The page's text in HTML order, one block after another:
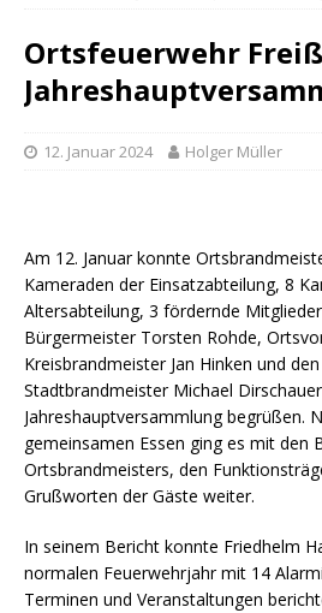
Ortsfeuerwehr
12. Januar 2024 Holger Müller
Am 12. Januar konnte
Kameraden der Einsatzabteilung, 8
Altersabteilung, 3 fördernde
Bürgermeister Torsten Rohde,
Kreisbrandmeister Jan Hinken und
Stadtbrandmeister Michael
Jahreshauptversammlung begrüßen.
gemeinsamen Essen ging es mit den
Ortsbrandmeisters, den
Grußworten der Gäste weiter.
In seinem Bericht konnte Friedhelm
normalen Feuerwehrjahr mit 14
Terminen und Veranstaltungen